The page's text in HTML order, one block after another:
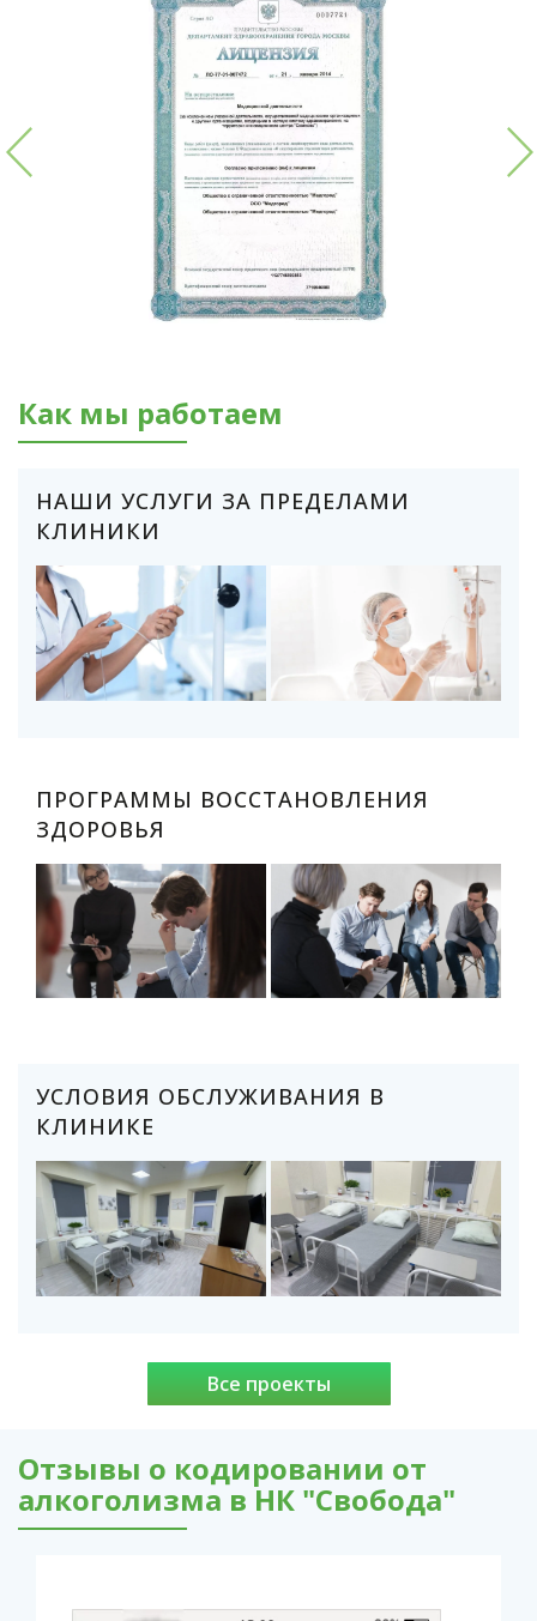
Как мы работаем
НАШИ УСЛУГИ ЗА ПРЕДЕЛАМИ
КЛИНИКИ
ПРОГРАММЫ ВОССТАНОВЛЕНИЯ
ЗДОРОВЬЯ
УСЛОВИЯ ОБСЛУЖИВАНИЯ В
КЛИНИКЕ
Все проекты
Отзывы о кодировании от
алкоголизма в НК "Свобода"